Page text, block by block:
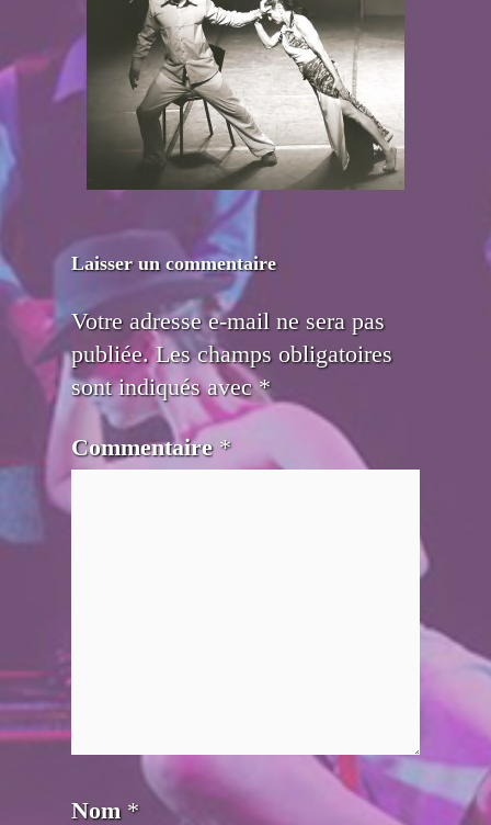
Laisser un commentaire
Votre adresse e-mail ne sera pas
publiée. Les champs obligatoires
sont indiqués avec*
Commentaire *
Nom *